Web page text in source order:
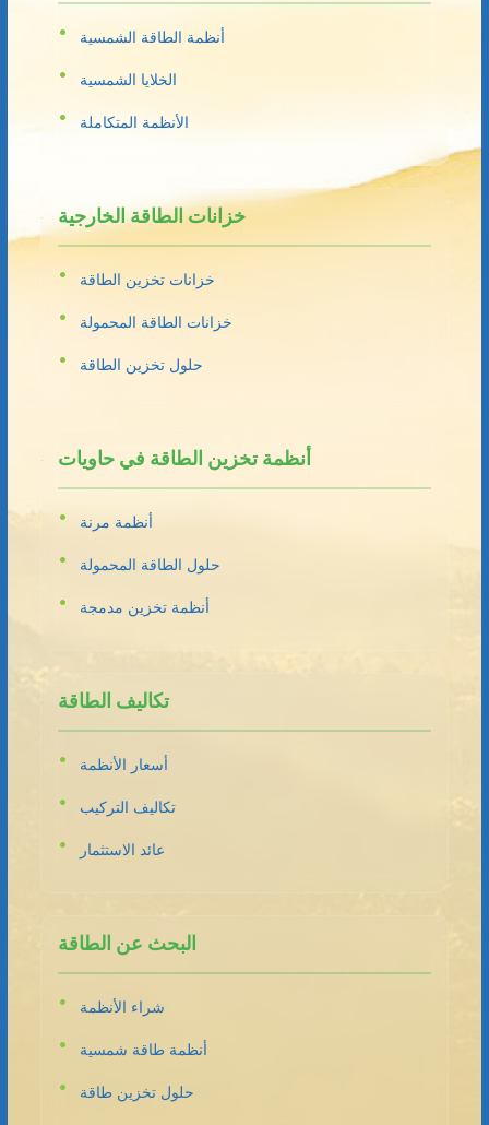
أنظمة الطاقة الشمسية
الخلايا الشمسية
الأنظمة المتكاملة
خزانات الطاقة الخارجية
خزانات تخزين الطاقة
خزانات الطاقة المحمولة
حلول تخزين الطاقة
أنظمة تخزين الطاقة في حاويات
أنظمة مرنة
حلول الطاقة المحمولة
أنظمة تخزين مدمجة
تكاليف الطاقة
أسعار الأنظمة
تكاليف التركيب
عائد الاستثمار
البحث عن الطاقة
شراء الأنظمة
أنظمة طاقة شمسية
حلول تخزين طاقة